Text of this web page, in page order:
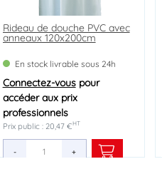
Rideau de douche PVC avec
anneaux 120x200cm
En stock livrable sous 24h
Connectez-vouspour
accéder aux prix
professionnels
Prix public : 20,47 €HT
- +